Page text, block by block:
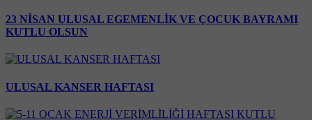
23 NİSAN ULUSAL EGEMENLİK VE ÇOCUK BAYRAMI
KUTLU OLSUN
ULUSAL KANSER HAFTASI